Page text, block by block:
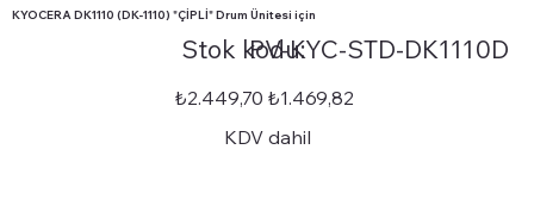
KYOCERA DK1110 (DK-1110) "ÇİPLİ" Drum Ünitesi için
Stok kodu:
kodu:
STD-
DK1110D
PV-KYC-STD-DK1110D
Orijinal
fiyat
₺2.449,70 İndirimli
fiyat
₺1.469,82
KDV dahil